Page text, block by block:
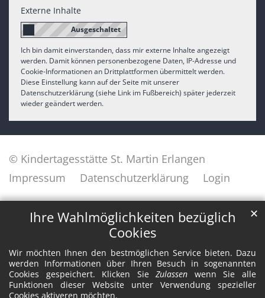
Ihre Wahlmöglichkeiten bezüglich
Cookies
Wir möchten Ihnen den bestmöglichen Service bieten. Dazu
werden Informationen über Ihren Besuch in sogenannten
Cookies gespeichert. Klicken SieZulassen wenn Sie alle
Funktionen dieser Website unter Verwendung spezieller
Cookies aktiveren möchten.
✕
Externe Inhalte
Ich bin damit einverstanden, dass mir externe Inhalte angezeigt
werden. Damit können personenbezogene Daten, IP-Adresse und
Cookie-Informationen an Drittplattformen übermittelt werden.
Diese Einstellung kann auf der Seite mit unserer
Datenschutzerklärung (siehe Link im Fußbereich) später jederzeit
wieder geändert werden.
© Kindertagesstätte St. Martin Erlangen
Impressum
Datenschutzerklärung Login